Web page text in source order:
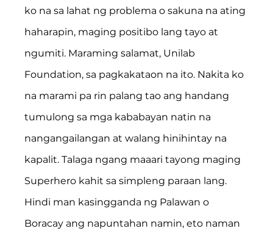
ko na sa lahat ng problema o sakuna na ating
haharapin, maging positibo lang tayo at
ngumiti. Maraming salamat, Unilab
Foundation, sa pagkakataon na ito. Nakita ko
na marami pa rin palang tao ang handang
tumulong sa mga kababayan natin na
nangangailangan at walang hinihintay na
kapalit. Talaga ngang maaari tayong maging
Superhero kahit sa simpleng paraan lang.
Hindi man kasingganda ng Palawan o
Boracay ang napuntahan namin, eto naman